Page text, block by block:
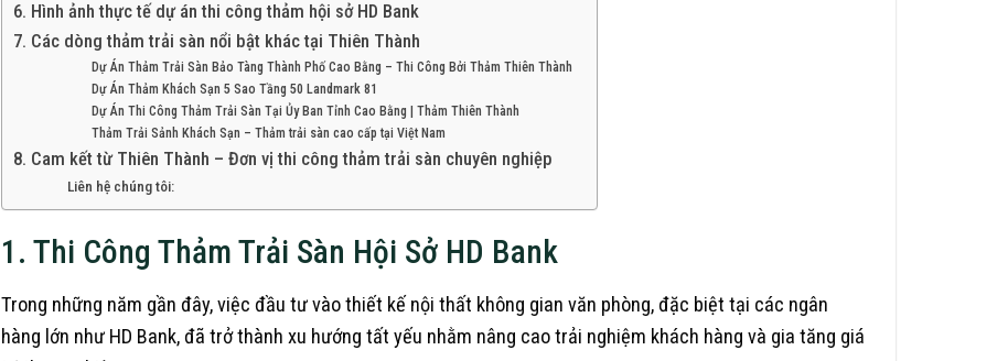
6. Hình ảnh thực tế dự án thi công thảm hội sở HD Bank
7. Các dòng thảm trải sàn nổi bật khác tại Thiên Thành
Dự Án Thảm Trải Sàn Bảo Tàng Thành Phố Cao Bằng – Thi Công Bởi Thảm Thiên Thành
Dự Án Thảm Khách Sạn 5 Sao Tầng 50 Landmark 81
Dự Án Thi Công Thảm Trải Sàn Tại Ủy Ban Tỉnh Cao Bằng | Thảm Thiên Thành
Thảm Trải Sảnh Khách Sạn – Thảm trải sàn cao cấp tại Việt Nam
8. Cam kết từ Thiên Thành – Đơn vị thi công thảm trải sàn chuyên nghiệp
Liên hệ chúng tôi:
1. Thi Công Thảm Trải Sàn Hội Sở HD Bank
Trong những năm gần đây, việc đầu tư vào thiết kế nội thất không gian văn phòng, đặc biệt tại các ngân
hàng lớn như HD Bank, đã trở thành xu hướng tất yếu nhằm nâng cao trải nghiệm khách hàng và gia tăng giá